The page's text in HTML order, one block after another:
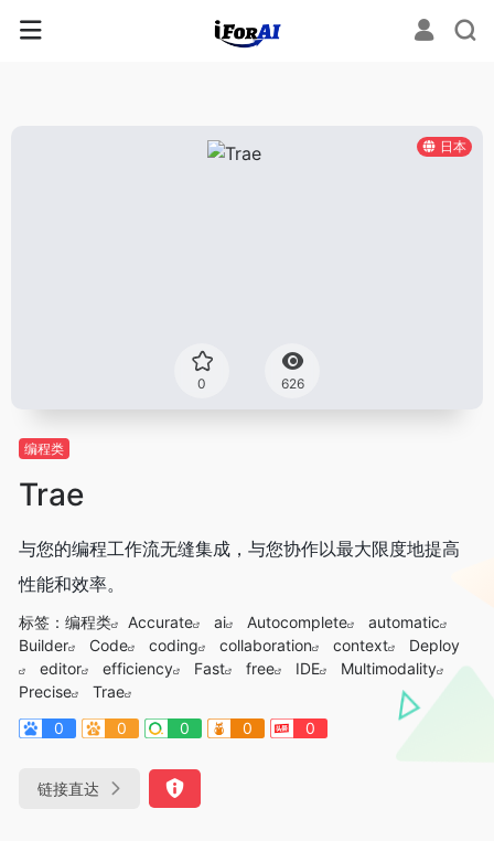
日本
0 626
编程类
Trae
与您的编程工作流无缝集成，与您协作以最大限度地提高
性能和效率。
标签： 编程类 Accurate ai Autocomplete
automatic
Builder
Code coding collaboration context
Deploy
editor
efficiency Fast free IDE
Multimodality
Precise
Trae
0
0 0 0 0
链接直达